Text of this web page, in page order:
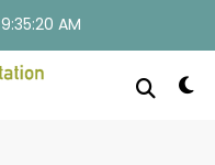
9:35:20 AM